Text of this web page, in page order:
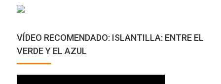
VÍDEO RECOMENDADO: ISLANTILLA: ENTRE EL
VERDE Y EL AZUL